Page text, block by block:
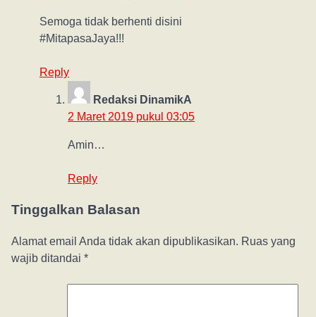
Semoga tidak berhenti disini
#MitapasaJaya!!!
Reply
Redaksi DinamikA
2 Maret 2019 pukul 03:05
Amin…
Reply
Tinggalkan Balasan
Alamat email Anda tidak akan dipublikasikan. Ruas yang
wajib ditandai *